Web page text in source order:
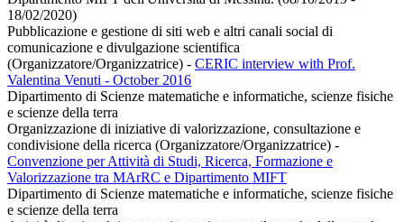
18/02/2020)
Pubblicazione e gestione di siti web e altri canali social di
comunicazione e divulgazione scientifica
(Organizzatore/Organizzatrice) - CERIC interview with Prof.
Valentina Venuti - October 2016
Dipartimento di Scienze matematiche e informatiche, scienze fisiche
e scienze della terra
Organizzazione di iniziative di valorizzazione, consultazione e
condivisione della ricerca (Organizzatore/Organizzatrice) -
Convenzione per Attività di Studi, Ricerca, Formazione e
Valorizzazione tra MArRC e Dipartimento MIFT
Dipartimento di Scienze matematiche e informatiche, scienze fisiche
e scienze della terra